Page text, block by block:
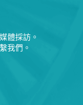
體採訪。
我們。